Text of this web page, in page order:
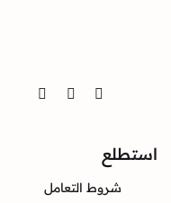
Facebook
Instagram
Twitter
استطلع
شروط التعامل